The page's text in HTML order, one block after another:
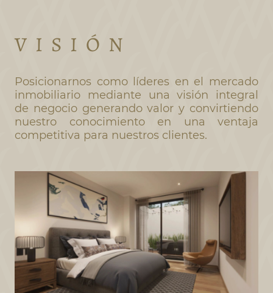
V I S I Ó N
Posicionarnos como líderes en el mercado
inmobiliario mediante una visión integral
de negocio generando valor y convirtiendo
nuestro conocimiento en una ventaja
competitiva para nuestros clientes.